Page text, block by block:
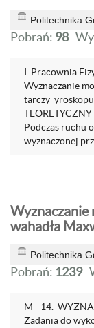
Politechnika
Pobrań: 98
I Pracownia
Wyznaczanie
tarczy yroskopu
TEORETYCZNY
Podczas ruchu
wyznaczonej
Wyznaczanie
wahadła
Politechnika
Pobrań: 1239
M - 14.
Zadania do